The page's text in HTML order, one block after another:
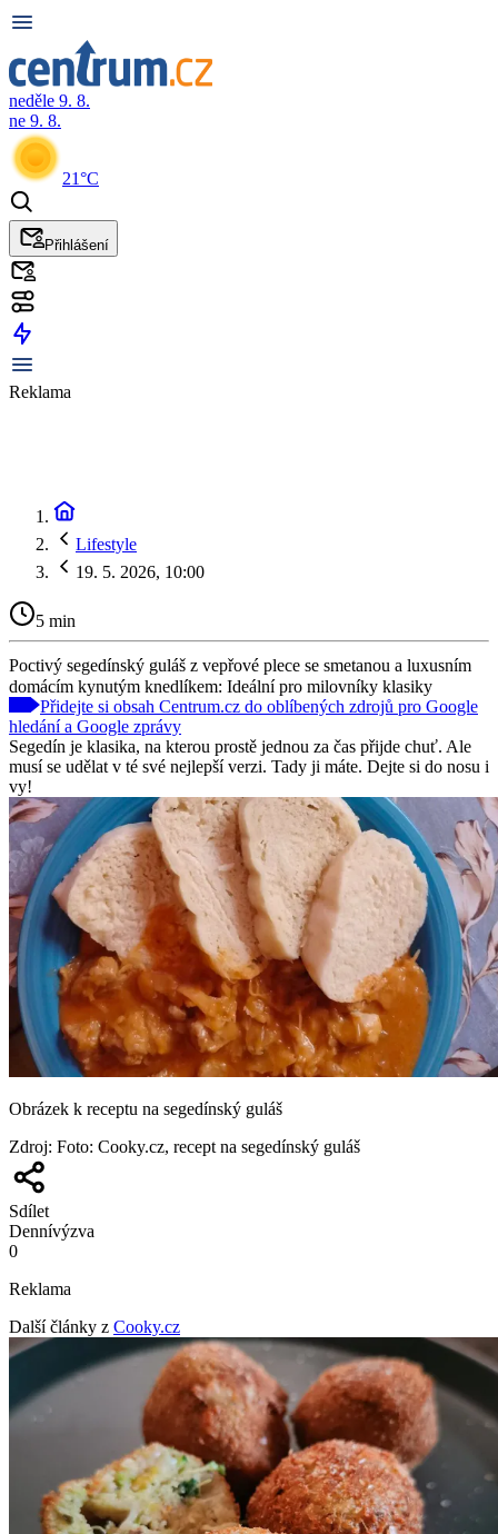
neděle 9. 8.
ne 9. 8.
21°C
Přihlášení
Reklama
Lifestyle
19. 5. 2026, 10:00
5 min
Poctivý segedínský guláš z vepřové plece se smetanou a luxusním
domácím kynutým knedlíkem: Ideální pro milovníky klasiky
Přidejte si obsah Centrum.cz do oblíbených zdrojů pro Google
hledání a Google zprávy
Segedín je klasika, na kterou prostě jednou za čas přijde chuť. Ale
musí se udělat v té své nejlepší verzi. Tady ji máte. Dejte si do nosu i
vy!
Obrázek k receptu na segedínský guláš
Zdroj: Foto: Cooky.cz, recept na segedínský guláš
Sdílet
Dennívýzva
0
Reklama
Další články z Cooky.cz